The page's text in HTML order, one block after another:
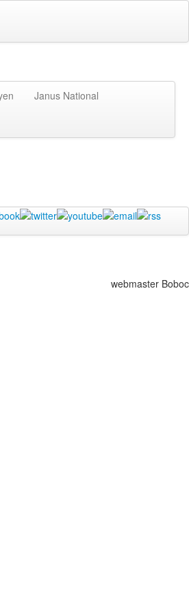
Janus National
webmaster Boboc